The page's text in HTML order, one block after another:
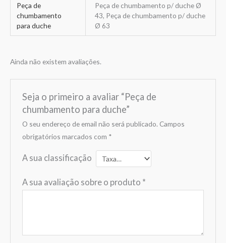
Peça de
chumbamento
para duche
Peça de chumbamento p/ duche Ø
43, Peça de chumbamento p/ duche
Ø 63
Ainda não existem avaliações.
Seja o primeiro a avaliar “Peça de
chumbamento para duche”
O seu endereço de email não será publicado. Campos
obrigatórios marcados com *
A sua classificação
A sua avaliação sobre o produto *